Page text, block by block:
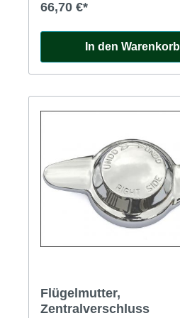
66,70 €*
In den Warenkorb
Flügelmutter,
Zentralverschluss